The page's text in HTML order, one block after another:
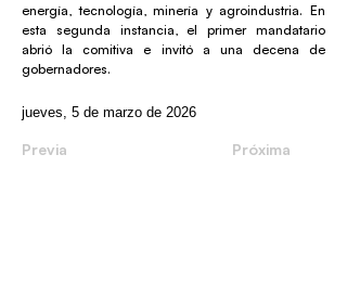
energía, tecnología, minería y agroindustria. En
esta segunda instancia, el primer mandatario
abrió la comitiva e invitó a una decena de
gobernadores.
jueves, 5 de marzo de 2026
Previa Próxima